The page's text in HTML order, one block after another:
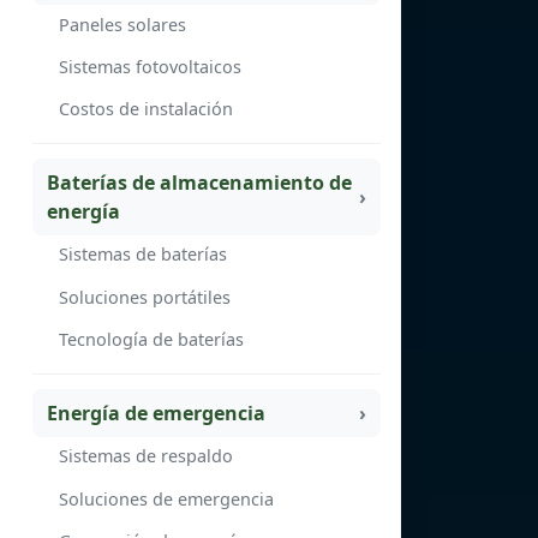
Paneles solares
Sistemas fotovoltaicos
Costos de instalación
Baterías de almacenamiento de
energía
Sistemas de baterías
Soluciones portátiles
Tecnología de baterías
Energía de emergencia
Sistemas de respaldo
Soluciones de emergencia